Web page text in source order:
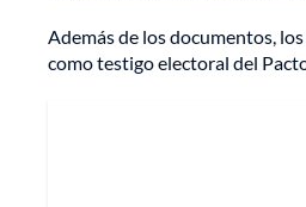
Además de los documentos,
como testigo electoral del